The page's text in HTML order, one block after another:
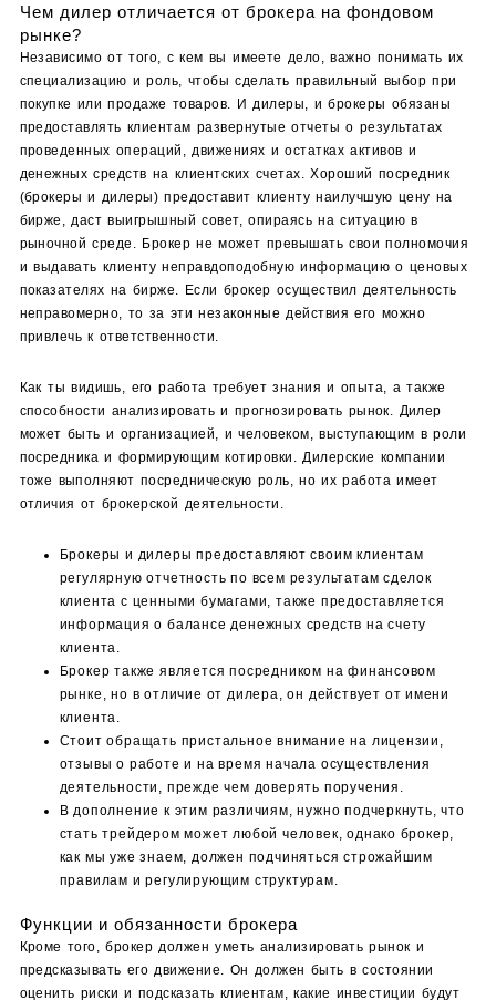
Чем дилер отличается от брокера на фондовом
рынке?
Независимо от того, с кем вы имеете дело, важно понимать их
специализацию и роль, чтобы сделать правильный выбор при
покупке или продаже товаров. И дилеры, и брокеры обязаны
предоставлять клиентам развернутые отчеты о результатах
проведенных операций, движениях и остатках активов и
денежных средств на клиентских счетах. Хороший посредник
(брокеры и дилеры) предоставит клиенту наилучшую цену на
бирже, даст выигрышный совет, опираясь на ситуацию в
рыночной среде. Брокер не может превышать свои полномочия
и выдавать клиенту неправдоподобную информацию о ценовых
показателях на бирже. Если брокер осуществил деятельность
неправомерно, то за эти незаконные действия его можно
привлечь к ответственности.
Как ты видишь, его работа требует знания и опыта, а также
способности анализировать и прогнозировать рынок. Дилер
может быть и организацией, и человеком, выступающим в роли
посредника и формирующим котировки. Дилерские компании
тоже выполняют посредническую роль, но их работа имеет
отличия от брокерской деятельности.
Брокеры и дилеры предоставляют своим клиентам
регулярную отчетность по всем результатам сделок
клиента с ценными бумагами, также предоставляется
информация о балансе денежных средств на счету
клиента.
Брокер также является посредником на финансовом
рынке, но в отличие от дилера, он действует от имени
клиента.
Стоит обращать пристальное внимание на лицензии,
отзывы о работе и на время начала осуществления
деятельности, прежде чем доверять поручения.
В дополнение к этим различиям, нужно подчеркнуть, что
стать трейдером может любой человек, однако брокер,
как мы уже знаем, должен подчиняться строжайшим
правилам и регулирующим структурам.
Функции и обязанности брокера
Кроме того, брокер должен уметь анализировать рынок и
предсказывать его движение. Он должен быть в состоянии
оценить риски и подсказать клиентам, какие инвестиции будут